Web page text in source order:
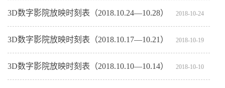
3D数字影院放映时刻表（2018.10.24—10.28） 2018-10-24
3D数字影院放映时刻表（2018.10.17—10.21） 2018-10-19
3D数字影院放映时刻表（2018.10.10—10.14） 2018-10-10